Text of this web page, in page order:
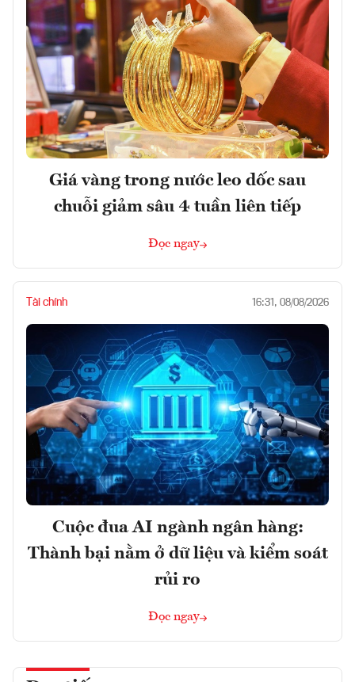
Giá vàng trong nước leo dốc sau
chuỗi giảm sâu 4 tuần liên tiếp
Đọc ngay
Tài chính 16:31, 08/08/2026
Cuộc đua AI ngành ngân hàng:
Thành bại nằm ở dữ liệu và kiểm soát
rủi ro
Đọc ngay